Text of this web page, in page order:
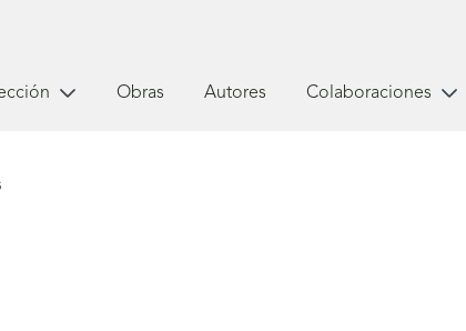
Obras Autores Colaboraciones